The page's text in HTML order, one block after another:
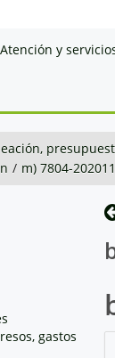
Atención y
/ m) 7804-
gastos